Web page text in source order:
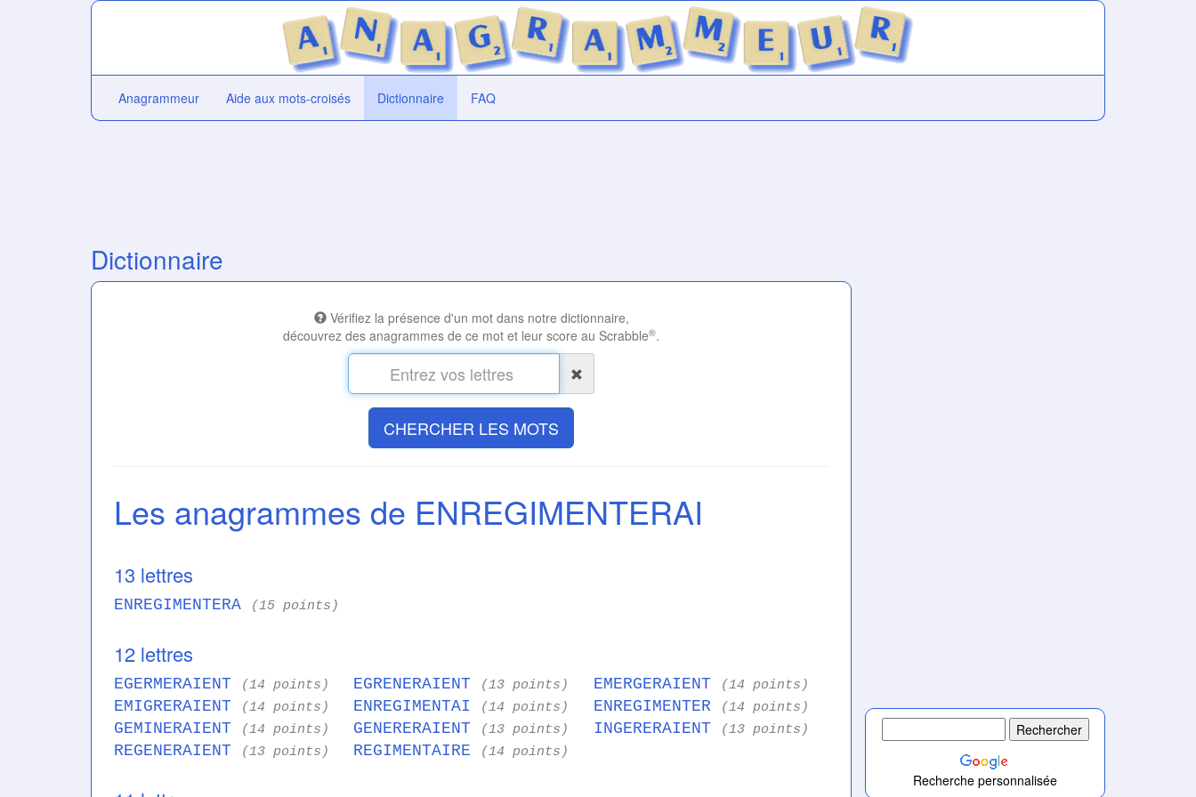
Anagrammeur Aide aux mots-croisés Dictionnaire FAQ
Dictionnaire
Vérifiez la présence d'un mot dans notre dictionnaire,
découvrez des anagrammes de ce mot et leur score au Scrabble®.
CHERCHER LES MOTS
Les anagrammes de ENREGIMENTERAI
13 lettres
ENREGIMENTERA (15 points)
12 lettres
EGERMERAIENT (14 points) EGRENERAIENT (13 points) EMERGERAIENT (14 points)
EMIGRERAIENT (14 points) ENREGIMENTAI (14 points) ENREGIMENTER (14 points)
GEMINERAIENT (14 points) GENERERAIENT (13 points) INGERERAIENT (13 points)
REGENERAIENT (13 points) REGIMENTAIRE (14 points)
Recherche personnalisée